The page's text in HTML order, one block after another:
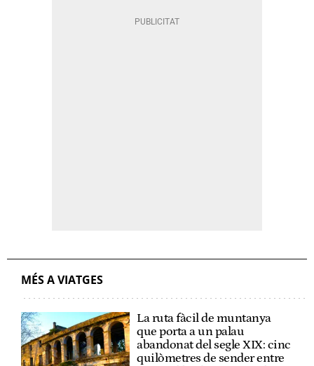
MÉS A VIATGES
La ruta fàcil de muntanya
que porta a un palau
abandonat del segle XIX: cinc
quilòmetres de sender entre